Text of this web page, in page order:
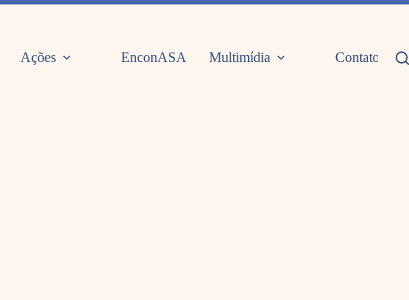
Ações EnconASA Multimídia Contato